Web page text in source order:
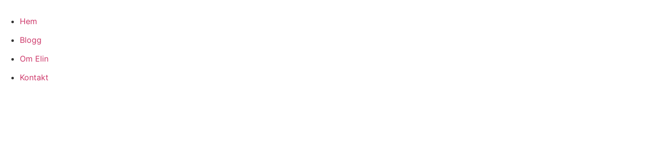
Hem
Blogg
Om Elin
Kontakt